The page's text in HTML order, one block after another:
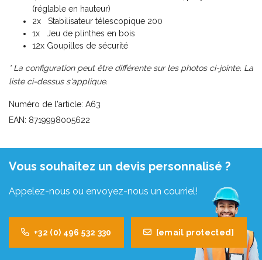
(réglable en hauteur)
2x Stabilisateur télescopique 200
1x Jeu de plinthes en bois
12x Goupilles de sécurité
* La configuration peut être différente sur les photos ci-jointe. La
liste ci-dessus s'applique.
Numéro de l'article: A63
EAN: 8719998005622
Vous souhaitez un devis personnalisé ?
Appelez-nous ou envoyez-nous un courriel!
+32 (0) 496 532 330 [email protected]